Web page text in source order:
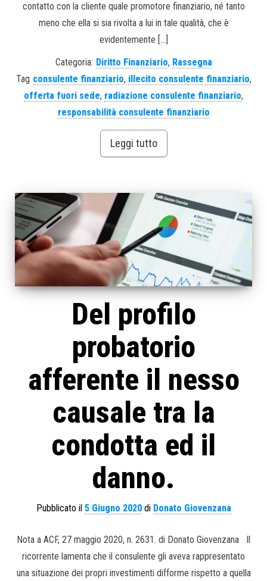
contatto con la cliente quale promotore finanziario, né tanto
meno che ella si sia rivolta a lui in tale qualità, che è
evidentemente […]
Categoria: Diritto Finanziario, Rassegna
Tag consulente finanziario, illecito consulente finanziario,
offerta fuori sede, radiazione consulente finanziario,
responsabilità consulente finanziario
Leggi tutto
Del profilo
probatorio
afferente il nesso
causale tra la
condotta ed il
danno.
Pubblicato il 5 Giugno 2020di Donato Giovenzana
Nota a ACF, 27 maggio 2020, n. 2631. di Donato Giovenzana Il
ricorrente lamenta che il consulente gli aveva rappresentato
una situazione dei propri investimenti difforme rispetto a quella